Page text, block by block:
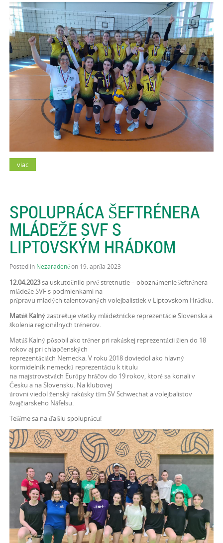
viac
SPOLUPRÁCA ŠEFTRÉNERA
MLÁDEŽE SVF S
LIPTOVSKÝM HRÁDKOM
Posted in Nezaradenéon 19. apríla 2023
12.04.2023sa uskutočnilo prvé stretnutie – oboznámenie šeftrénera
mládeže SVF s podmienkami na
prípravu mladých talentovaných volejbalistiek v Liptovskom Hrádku.
Matúš Kalnýzastrešuje všetky mládežnícke reprezentácie Slovenska a
školenia regionálnych trénerov.
Matúš Kalný pôsobil ako tréner pri rakúskej reprezentácii žien do 18
rokov aj pri chlapčenských
reprezentáciách Nemecka. V roku 2018 doviedol ako hlavný
kormidelník nemeckú reprezentáciu k titulu
na majstrovstvách Európy hráčov do 19 rokov, ktoré sa konali v
Česku a na Slovensku. Na klubovej
úrovni viedol ženský rakúsky tím SV Schwechat a volejbalistov
švajčiarskeho Näfelsu.
Tešíme sa na ďalšiu spoluprácu!